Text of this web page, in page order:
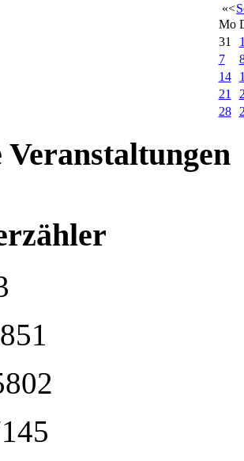
«<
Mo
31
7
14
21
28
Veranstaltungen
851